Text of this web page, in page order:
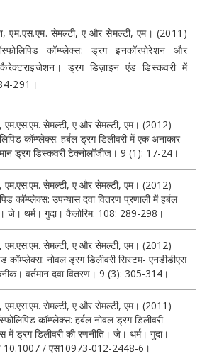
एम.एस.एम. सेमल्टी, ए और सेमल्टी, एम। (2011)
कॉम्प्लेक्स: ड्रग इनकॉरपोरेशन और
ड्रग डिज़ाइन एंड डिस्कवरी में
291।
एम.एस.एम. सेमल्टी, ए और सेमल्टी, एम। (2012)
कॉम्प्लेक्स: हर्बल ड्रग डिलीवरी में एक अनाकार
ड्रग डिस्कवरी टेक्नोलॉजीज। 9 (1): 17-24।
एम.एस.एम. सेमल्टी, ए और सेमल्टी, एम। (2012)
कॉम्प्लेक्स: उपन्यास दवा वितरण प्रणाली में हर्बल
जे। थर्म। गुदा। कैलोरिम. 108: 289-298।
एम.एस.एम. सेमल्टी, ए और सेमल्टी, एम। (2012)
कॉम्प्लेक्स: नोवल ड्रग डिलीवरी सिस्टम- एनडीडीएस
वर्तमान दवा वितरण। 9 (3): 305-314।
एम.एस.एम. सेमल्टी, ए और सेमल्टी, एम। (2011)
कॉम्प्लेक्स: हर्बल नोवल ड्रग डिलीवरी
में ड्रग डिलीवरी की रणनीति। जे। थर्म। गुदा।
10.1007 / एस10973-012-2448-6।